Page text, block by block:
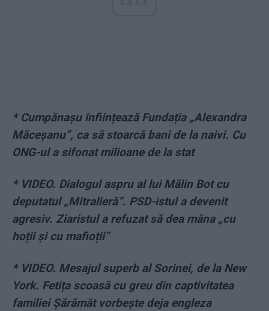
* Cumpănașu înființează Fundația „Alexandra
Măceșanu”, ca să stoarcă bani de la naivi. Cu
ONG-ul a sifonat milioane de la stat
* VIDEO. Dialogul aspru al lui Mălin Bot cu
deputatul „Mitralieră”. PSD-istul a devenit
agresiv. Ziaristul a refuzat să dea mâna „cu
hoții și cu mafioții”
* VIDEO. Mesajul superb al Sorinei, de la New
York. Fetița scoasă cu greu din captivitatea
familiei Șărămăt vorbește deja engleza